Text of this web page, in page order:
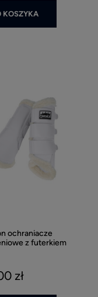
KOSZYKA
ochraniacze
z futerkiem
zł